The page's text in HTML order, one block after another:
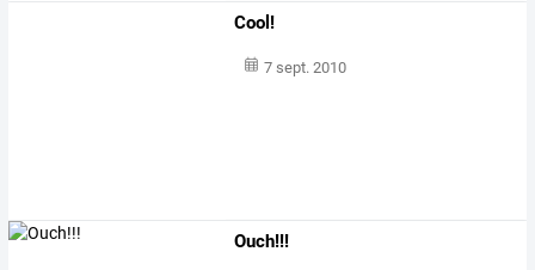
Cool!
7 sept. 2010
Ouch!!!